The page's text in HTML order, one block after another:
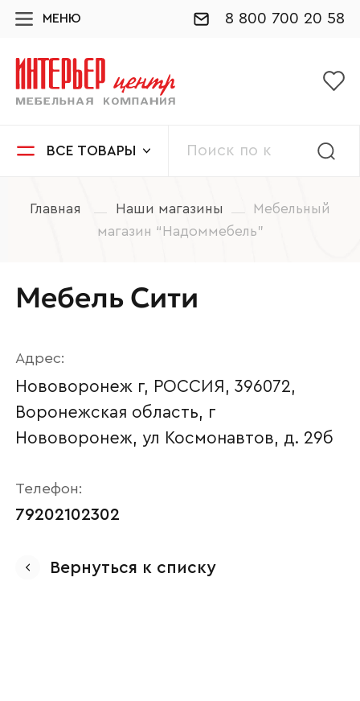
МЕНЮ 8 800 700 20 58
ВСЕ ТОВАРЫ
Главная Наши магазины
Мебельный
магазин “Надоммебель”
Мебель Сити
Адрес:
Нововоронеж г, РОССИЯ, 396072,
Воронежская область, г
Нововоронеж, ул Космонавтов, д. 29б
Телефон:
79202102302
Вернуться к списку